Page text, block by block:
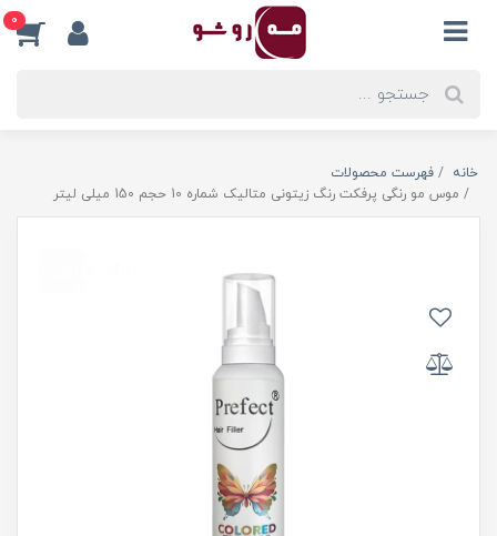
0
خانه
فهرست محصولات
موس مو رنگی پرفکت رنگ زیتونی متالیک شماره 10 حجم 150 میلی لیتر